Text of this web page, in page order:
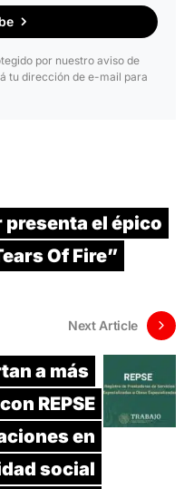
por nuestro aviso de
tu dirección de e-mail para
presenta el épico
Of Fire”
Next Article
a más
REPSE
en
social